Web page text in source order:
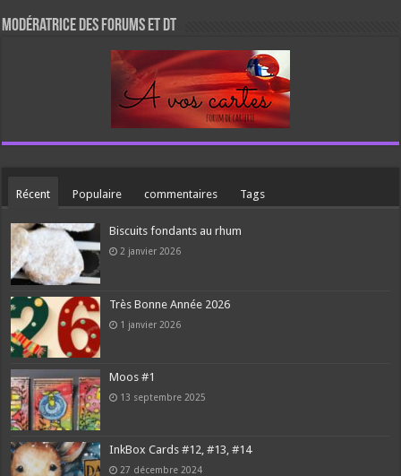
Modératrice des forums et DT
Récent Populaire commentaires Tags
Biscuits fondants au rhum
2 janvier 2026
Très Bonne Année 2026
1 janvier 2026
Moos #1
13 septembre 2025
InkBox Cards #12, #13, #14
27 décembre 2024